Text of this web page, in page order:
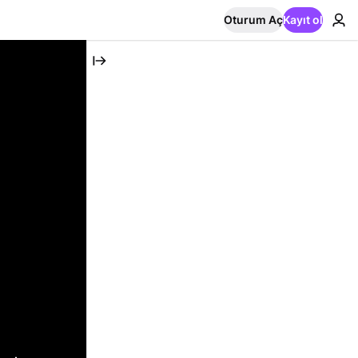
Oturum AçKayıt ol